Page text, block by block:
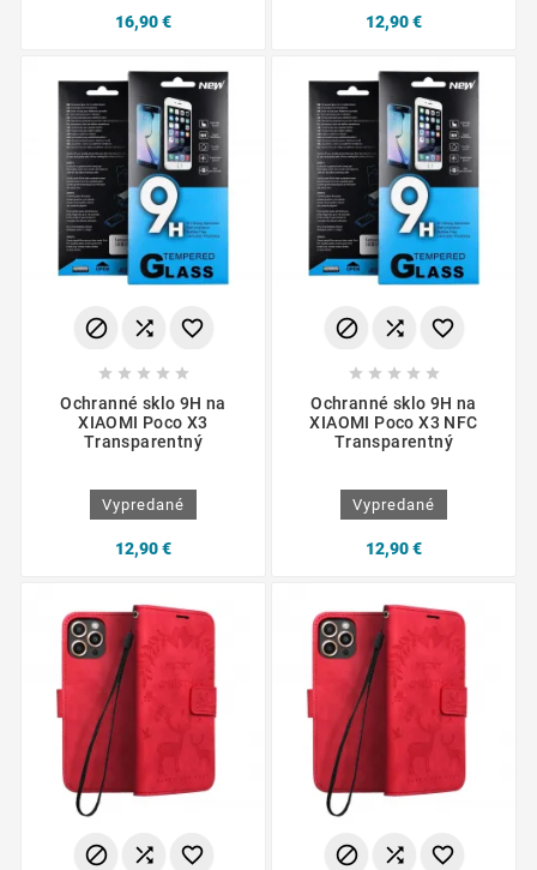
16,90 € 12,90 €
  
    
Ochranné sklo 9H na
XIAOMI Poco X3
Transparentný
Vypredané
12,90 €
  
    
Ochranné sklo 9H na
XIAOMI Poco X3 NFC
Transparentný
Vypredané
12,90 €
     